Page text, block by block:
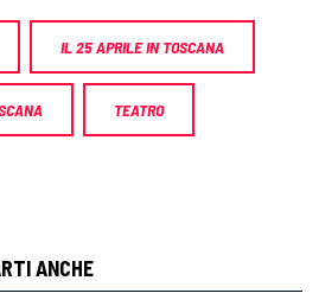
IL 25 APRILE IN TOSCANA
TEATRO
ANCHE